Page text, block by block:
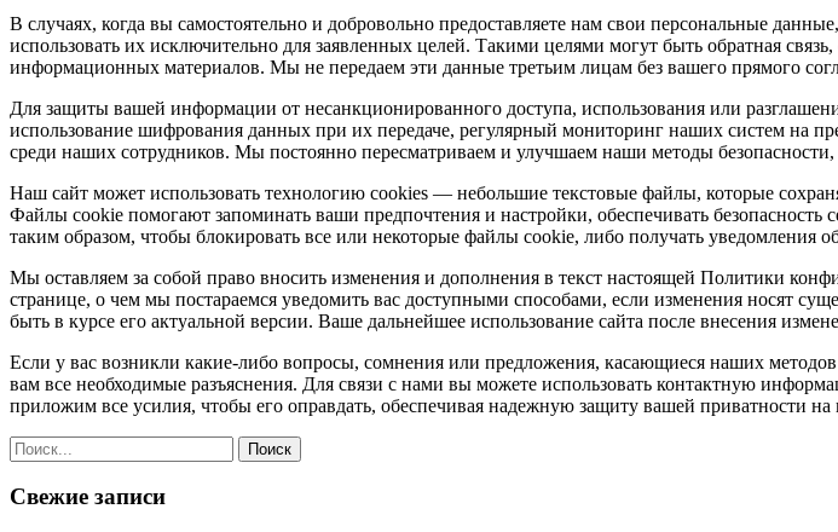
В случаях, когда вы самостоятельно и добровольно предоставляете нам свои персональные
использовать их исключительно для заявленных целей. Такими целями могут быть обратная
информационных материалов. Мы не передаем эти данные третьим лицам без вашего прямого
Для защиты вашей информации от несанкционированного доступа, использования или
использование шифрования данных при их передаче, регулярный мониторинг наших систем на
среди наших сотрудников. Мы постоянно пересматриваем и улучшаем наши методы
Наш сайт может использовать технологию cookies — небольшие текстовые файлы, которые
Файлы cookie помогают запоминать ваши предпочтения и настройки, обеспечивать безопасность
таким образом, чтобы блокировать все или некоторые файлы cookie, либо получать уведомления
Мы оставляем за собой право вносить изменения и дополнения в текст настоящей Политики
странице, о чем мы постараемся уведомить вас доступными способами, если изменения носят
быть в курсе его актуальной версии. Ваше дальнейшее использование сайта после внесения
Если у вас возникли какие-либо вопросы, сомнения или предложения, касающиеся наших
вам все необходимые разъяснения. Для связи с нами вы можете использовать контактную
приложим все усилия, чтобы его оправдать, обеспечивая надежную защиту вашей приватности на
Свежие записи